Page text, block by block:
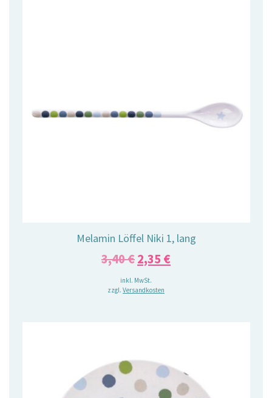
Melamin Löffel Niki 1, lang
3,40€Ursprünglicher
Preis
war:
2,35 €Aktueller
inkl. MwSt.
zzgl. Versandkosten